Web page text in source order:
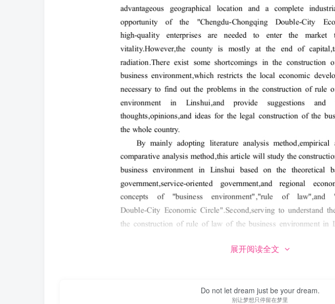
展开阅读全文
Do not let dream just be your dream.
别让梦想只停留在梦里